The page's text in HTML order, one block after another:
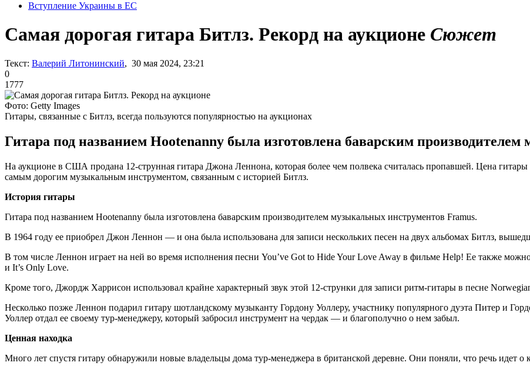
Вступление Украины в ЕС
Самая дорогая гитара Битлз. Рекорд на аукционе Сюжет
Текст: Валерий Литонинский, 30 мая 2024, 23:21
0
1777
Фото: Getty Images
Гитары, связанные с Битлз, всегда пользуются популярностью на аукционах
Гитара под названием Hootenanny была изготовлена баварским
На аукционе в США продана 12-струнная гитара Джона Леннона, которая более чем полвека считалась пропавшей. Цена
самым дорогим музыкальным инструментом, связанным с историей Битлз.
История гитары
Гитара под названием Hootenanny была изготовлена баварским производителем музыкальных инструментов Framus.
В 1964 году ее приобрел Джон Леннон — и она была использована для записи нескольких песен на двух альбомах Битлз,
В том числе Леннон играет на ней во время исполнения песни You’ve Got to Hide Your Love Away в фильме Help! Ее также
и It’s Only Love.
Кроме того, Джордж Харрисон использовал крайне характерный звук этой 12-струнки для записи ритм-гитары в песне
Несколько позже Леннон подарил гитару шотландскому музыканту Гордону Уоллеру, участнику популярного дуэта Питер и
Уоллер отдал ее своему тур-менеджеру, который забросил инструмент на чердак — и благополучно о нем забыл.
Ценная находка
Много лет спустя гитару обнаружили новые владельцы дома тур-менеджера в британской деревне. Они поняли, что речь идет